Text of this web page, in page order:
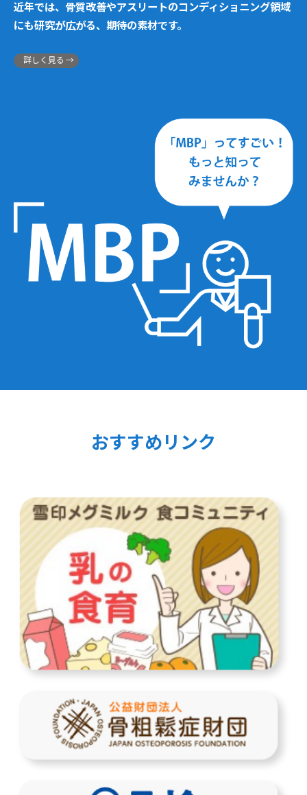
近年では、骨質改善やアスリートのコンディショニング領域
にも研究が広がる、期待の素材です。
詳しく見る
おすすめリンク